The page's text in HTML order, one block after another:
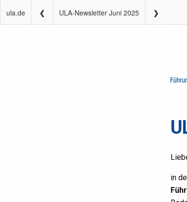
ula.de ULA-Newsletter Juni 2025